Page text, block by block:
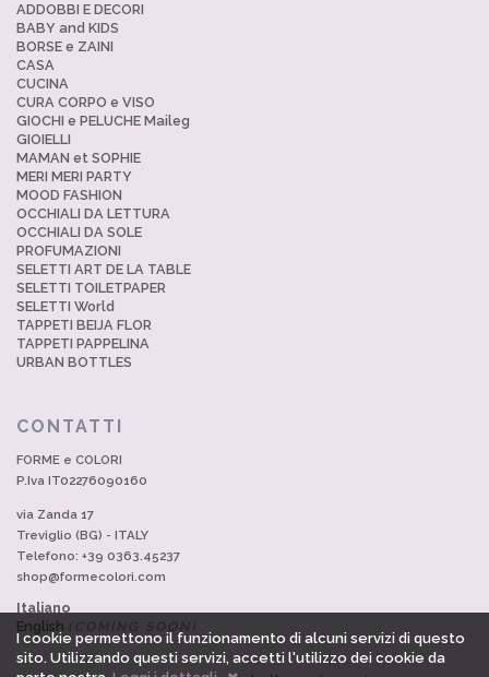
ADDOBBI E DECORI
BABY and KIDS
BORSE e ZAINI
CASA
CUCINA
CURA CORPO e VISO
GIOCHI e PELUCHE Maileg
GIOIELLI
MAMAN et SOPHIE
MERI MERI PARTY
MOOD FASHION
OCCHIALI DA LETTURA
OCCHIALI DA SOLE
PROFUMAZIONI
SELETTI ART DE LA TABLE
SELETTI TOILETPAPER
SELETTI World
TAPPETI BEIJA FLOR
TAPPETI PAPPELINA
URBAN BOTTLES
CONTATTI
FORME e COLORI
P.Iva IT02276090160
via Zanda 17
Treviglio (BG) - ITALY
Telefono: +39 0363.45237
shop@formecolori.com
Italiano
English (COMING SOON)
I cookie permettono il funzionamento di alcuni servizi di questo
sito. Utilizzando questi servizi, accetti l'utilizzo dei cookie da